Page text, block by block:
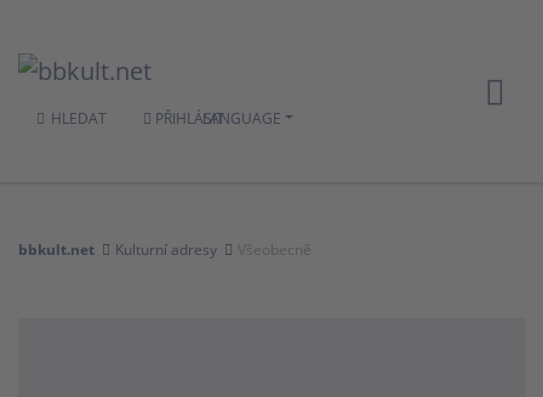
HLEDAT PŘIHLÁSITLANGUAGE
bbkult.net Kulturní adresy Všeobecně